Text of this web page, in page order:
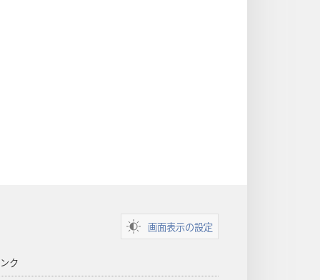
画面表示の設定
ク